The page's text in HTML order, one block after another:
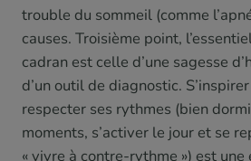
trouble du sommeil (comme
causes. Troisième point,
cadran est celle d’une sagesse
d’un outil de diagnostic.
respecter ses rythmes (bien
moments, s’activer le jour et se
« vivre à contre-rythme ») est